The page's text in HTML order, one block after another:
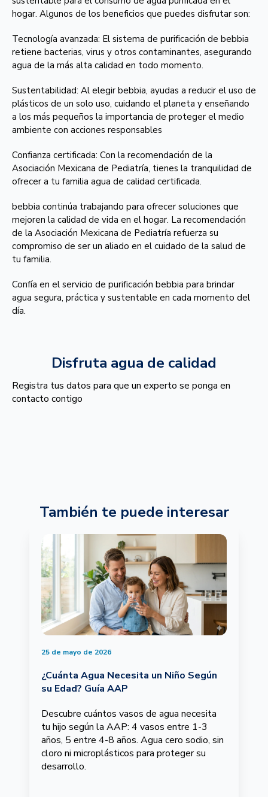
hogar. Algunos de los beneficios que puedes disfrutar son:
Tecnología avanzada: El sistema de purificación de bebbia
retiene bacterias, virus y otros contaminantes, asegurando
agua de la más alta calidad en todo momento.
Sustentabilidad: Al elegir bebbia, ayudas a reducir el uso de
plásticos de un solo uso, cuidando el planeta y enseñando
a los más pequeños la importancia de proteger el medio
ambiente con acciones responsables
Confianza certificada: Con la recomendación de la
Asociación Mexicana de Pediatría, tienes la tranquilidad de
ofrecer a tu familia agua de calidad certificada.
bebbia continúa trabajando para ofrecer soluciones que
mejoren la calidad de vida en el hogar. La recomendación
de la Asociación Mexicana de Pediatría refuerza su
compromiso de ser un aliado en el cuidado de la salud de
tu familia.
Confía en el servicio de purificación bebbia para brindar
agua segura, práctica y sustentable en cada momento del
día.
Disfruta agua de calidad
Registra tus datos para que un experto se ponga en
contacto contigo
También te puede interesar
25 de mayo de 2026
¿Cuánta Agua Necesita un Niño Según
su Edad? Guía AAP
Descubre cuántos vasos de agua necesita
tu hijo según la AAP: 4 vasos entre 1-3
años, 5 entre 4-8 años. Agua cero sodio, sin
cloro ni microplásticos para proteger su
desarrollo.